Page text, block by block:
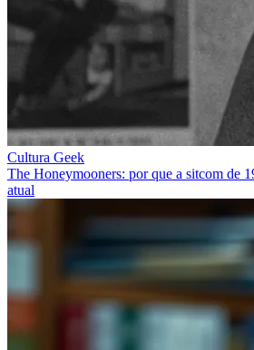
Cultura Geek
The Honeymooners: por que a sitcom de
atual